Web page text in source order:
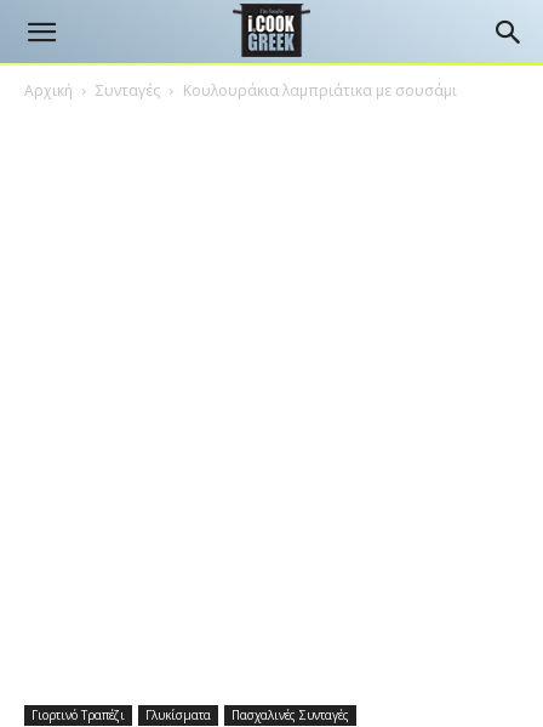
Αρχική Συνταγές Κουλουράκια λαμπριάτικα με σουσάμι
Γιορτινό Tραπέζι Γλυκίσματα Πασχαλινές Συνταγές